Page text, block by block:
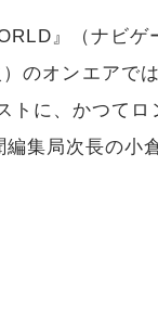
』（ナビゲ
のオンエアで
トに、かつてロ
集局次長の小